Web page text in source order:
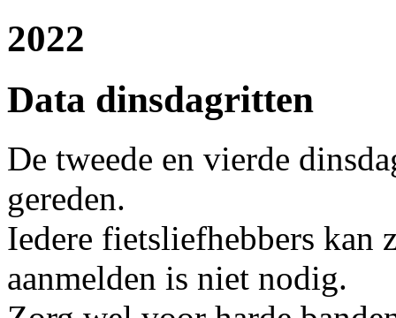
2022
Data dinsdagritten
De tweede en vierde
gereden.
Iedere fietsliefhebbers kan
aanmelden is niet nodig.